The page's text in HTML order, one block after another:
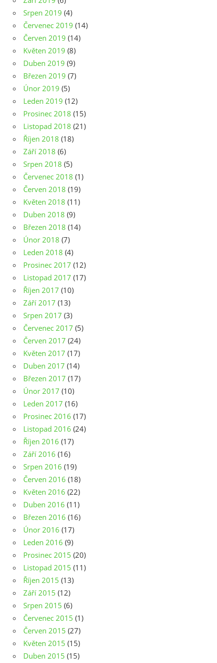
Srpen 2019 (4)
Červenec 2019 (14)
Červen 2019 (14)
Květen 2019 (8)
Duben 2019 (9)
Březen 2019 (7)
Únor 2019 (5)
Leden 2019 (12)
Prosinec 2018 (15)
Listopad 2018 (21)
Říjen 2018 (18)
Září 2018 (6)
Srpen 2018 (5)
Červenec 2018 (1)
Červen 2018 (19)
Květen 2018 (11)
Duben 2018 (9)
Březen 2018 (14)
Únor 2018 (7)
Leden 2018 (4)
Prosinec 2017 (12)
Listopad 2017 (17)
Říjen 2017 (10)
Září 2017 (13)
Srpen 2017 (3)
Červenec 2017 (5)
Červen 2017 (24)
Květen 2017 (17)
Duben 2017 (14)
Březen 2017 (17)
Únor 2017 (10)
Leden 2017 (16)
Prosinec 2016 (17)
Listopad 2016 (24)
Říjen 2016 (17)
Září 2016 (16)
Srpen 2016 (19)
Červen 2016 (18)
Květen 2016 (22)
Duben 2016 (11)
Březen 2016 (16)
Únor 2016 (17)
Leden 2016 (9)
Prosinec 2015 (20)
Listopad 2015 (11)
Říjen 2015 (13)
Září 2015 (12)
Srpen 2015 (6)
Červenec 2015 (1)
Červen 2015 (27)
Květen 2015 (15)
Duben 2015 (15)